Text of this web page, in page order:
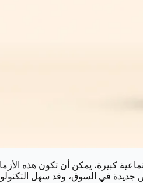
كبيرة، يمكن أن تكون هذه
في السوق، وقد سهل